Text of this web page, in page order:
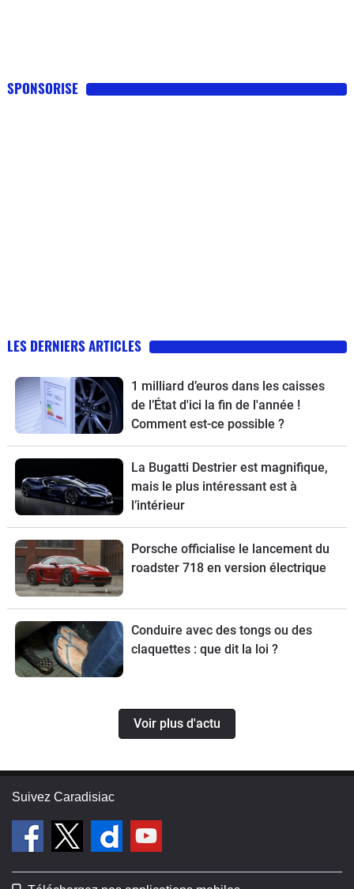
SPONSORISE
LES DERNIERS ARTICLES
1 milliard d’euros dans les caisses
de l’État d'ici la fin de l'année !
Comment est-ce possible ?
La Bugatti Destrier est magnifique,
mais le plus intéressant est à
l’intérieur
Porsche officialise le lancement du
roadster 718 en version électrique
Conduire avec des tongs ou des
claquettes : que dit la loi ?
Voir plus d'actu
Suivez Caradisiac